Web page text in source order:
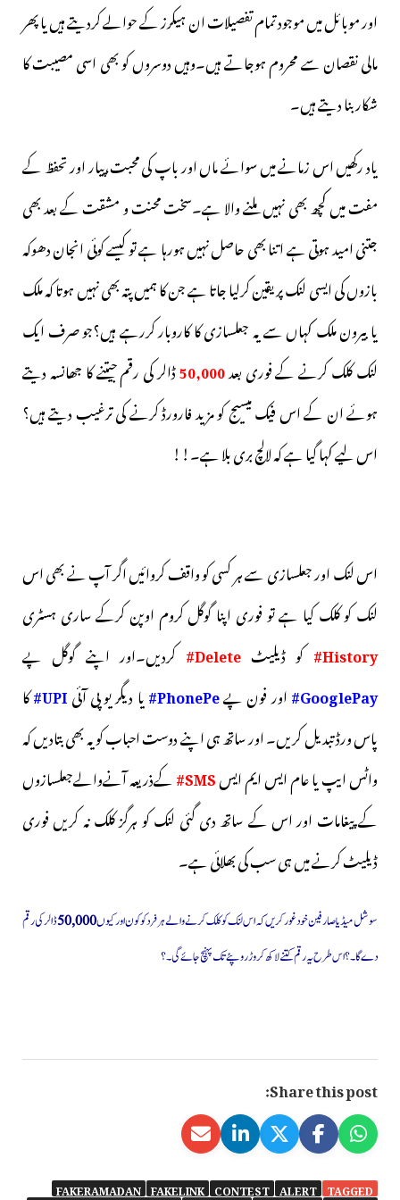
اور موبائل میں موجود تمام تفصیلات ان ہیکرز کے حوالے کردیتے ہیں یا پھر
مالی نقصان سے محروم ہوجاتے ہیں۔وہیں دوسروں کو بھی اسی مصیبت کا
شکار بنا دیتے ہیں۔
یاد رکھیں اس زمانے میں سوائے ماں اور باپ کی محبت،پیار اور تحفظ کے
مفت میں کچھ بھی نہیں ملنے والا ہے۔سخت محنت و مشقت کے بعد بھی
جتنی امید ہوتی ہے اتنا بھی حاصل نہیں ہورہا ہے تو کیسے کوئی انجان دھوکہ
بازوں کی ایسی لنک پر یقین کرلیا جاتا ہے جن کا ہمیں پتہ بھی نہیں ہوتا کہ ملک
یا بیرون ملک کہاں سے یہ جعلسازی کا کاروبار کررہے ہیں؟جو صرف ایک
لنک کلک کرنے کے فوری بعد50,000ڈالر کی رقم جیتنے کا جھانسہ دیتے
ہوئے ان کے اس فیک میسیج کو مزید فارورڈ کرنے کی ترغیب دیتے ہیں؟
اس لیے کہا گیا ہے کہ لالچ بری بلا ہے۔!!
اس لنک اور جعلسازی سے ہر کسی کو واقف کروائیں اگر آپ نے بھی اس
لنک کو کلک کیا ہے تو فوری اپنا گوگل کروم اوپن کرکے ساری ہسٹری
History# کو ڈیلیٹ Delete# کردیں۔اور اپنے گوگل پے
GooglePay# اور فون پےPhonePe# یا دیگر یو پی آئیUPI# کا
پاس ورڈ تبدیل کریں۔ اور ساتھ ہی اپنے دوست احباب کو یہ بھی بتادیں کہ
واٹس ایپ یا عام ایس ایم ایسSMS# کےذریعہ آنےوالےجعلسازوں
کے پیغامات اور اس کے ساتھ دی گئی لنک کو ہرگز کلک نہ کریں فوری
ڈیلیٹ کرنے میں ہی سب کی بھلائی ہے۔
سوشل میڈیاصارفین خود غور کریں کہ اس لنک کو کلک کرنےوالے ہر فرد کوکون اور کیوں50,000ڈالر کی رقم
دے گا۔؟اس طرح یہ رقم کتنے لاکھ کروڑ روپئے تک پہنچ جائے گی۔؟
Share this post:
TAGGED
ALERT
CONTEST
FAKELINK
FAKERAMADAN